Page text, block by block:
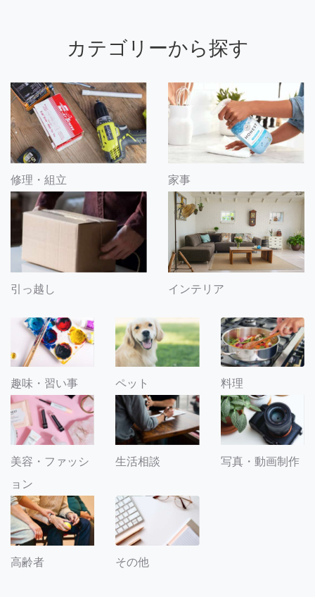
カテゴリーから探す
修理・組立 家事
引っ越し インテリア
趣味・習い事 ペット 料理
美容・ファッシ
ョン
生活相談 写真・動画制作
高齢者 その他